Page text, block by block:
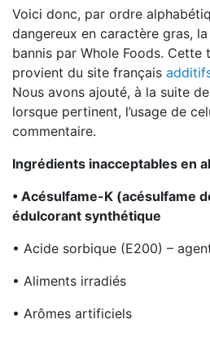
Voici donc, par ordre
dangereux en caractère gras,
bannis par Whole Foods. Cette
provient du site français
Nous avons ajouté, à la suite
lorsque pertinent, l’usage de
commentaire.
Ingrédients inacceptables en
• Acésulfame-K (acésulfame
édulcorant synthétique
• Acide sorbique (E200) –
• Aliments irradiés
• Arômes artificiels